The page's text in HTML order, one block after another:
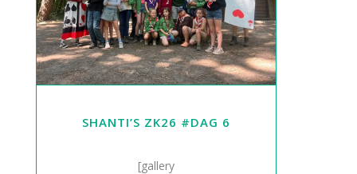
SHANTI’S ZK26 #DAG 6
[gallery